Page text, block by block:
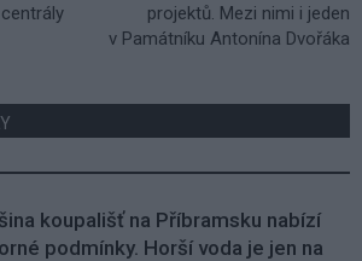
projektů. Mezi nimi i jeden
v Památníku Antonína Dvořáka
koupališť na Příbramsku nabízí
podmínky. Horší voda je jen na